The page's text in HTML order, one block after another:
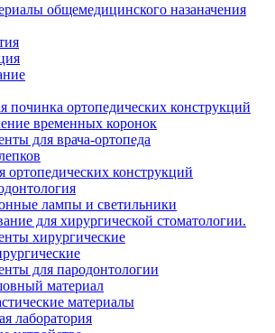
общемедицинского назаначения
починка ортопедических конструкций
временных коронок
для врача-ортопеда
ортопедических конструкций
лампы и светильники
для хирургической стоматологии.
хирургические
для пародонтологии
материал
материалы
лаборатория